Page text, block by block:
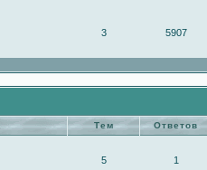
3 5907
Тем Ответов
5 1